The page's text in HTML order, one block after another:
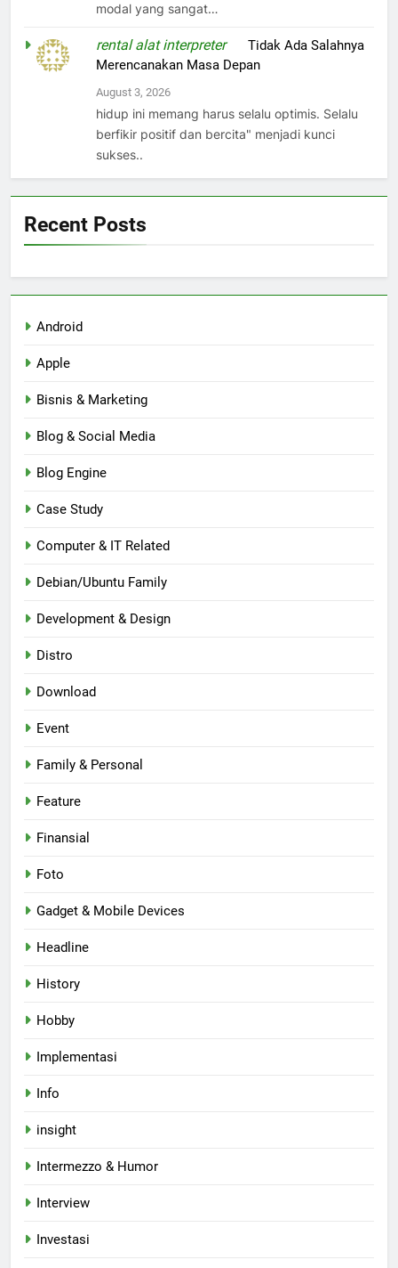
modal yang sangat…
rental alat interpreteronTidak Ada Salahnya
Merencanakan Masa Depan
August 3, 2026
hidup ini memang harus selalu optimis. Selalu
berfikir positif dan bercita" menjadi kunci
sukses..
Recent Posts
Android
Apple
Bisnis & Marketing
Blog & Social Media
Blog Engine
Case Study
Computer & IT Related
Debian/Ubuntu Family
Development & Design
Distro
Download
Event
Family & Personal
Feature
Finansial
Foto
Gadget & Mobile Devices
Headline
History
Hobby
Implementasi
Info
insight
Intermezzo & Humor
Interview
Investasi